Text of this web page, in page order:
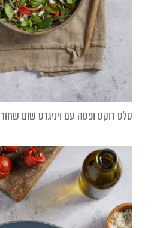
סלט רוקט ופטה עם ויניגרט שום שחור